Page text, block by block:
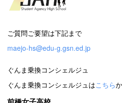
ご質問ご要望は下記まで
maejo-hs@edu-g.gsn.ed.jp
ぐんま乗換コンシェルジュ
ぐんま乗換コンシェルジュはこちら